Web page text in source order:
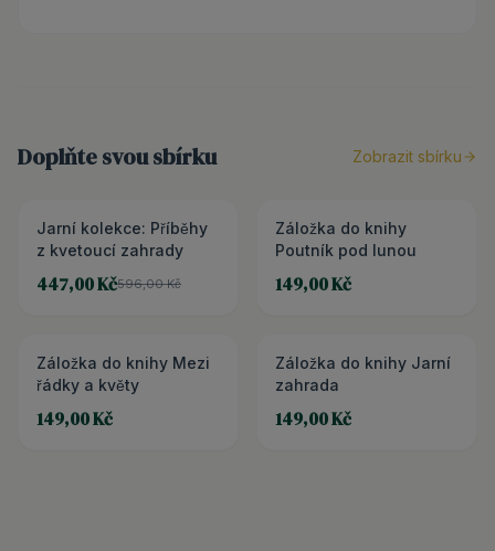
Doplňte svou sbírku Zobrazit sbírku
3+1 ZDARMA
Jarní kolekce: Příběhy
z kvetoucí zahrady
447,00 Kč596,00 Kč
Záložka do knihy
Poutník pod lunou
149,00 Kč
Záložka do knihy Mezi
řádky a květy
149,00 Kč
Záložka do knihy Jarní
zahrada
149,00 Kč